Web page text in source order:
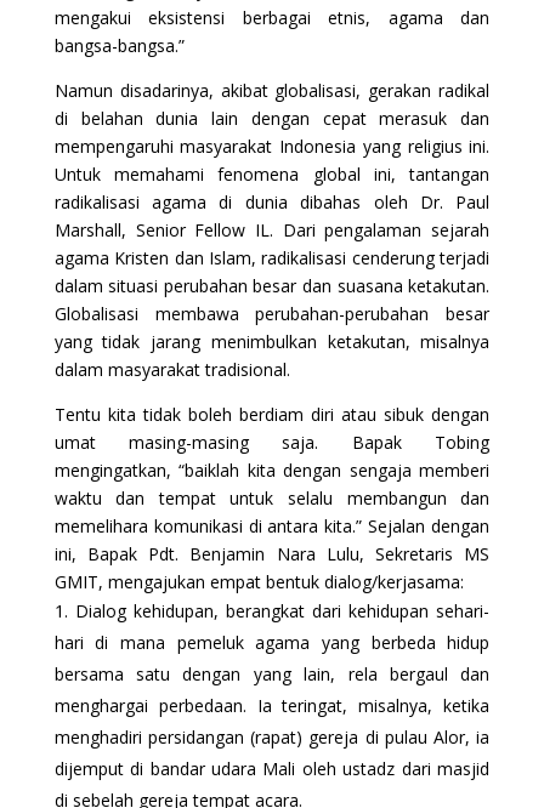
mengakui eksistensi berbagai etnis, agama dan
bangsa-bangsa.”
Namun disadarinya, akibat globalisasi, gerakan radikal
di belahan dunia lain dengan cepat merasuk dan
mempengaruhi masyarakat Indonesia yang religius ini.
Untuk memahami fenomena global ini, tantangan
radikalisasi agama di dunia dibahas oleh Dr. Paul
Marshall, Senior Fellow IL. Dari pengalaman sejarah
agama Kristen dan Islam, radikalisasi cenderung terjadi
dalam situasi perubahan besar dan suasana ketakutan.
Globalisasi membawa perubahan-perubahan besar
yang tidak jarang menimbulkan ketakutan, misalnya
dalam masyarakat tradisional.
Tentu kita tidak boleh berdiam diri atau sibuk dengan
umat masing-masing saja. Bapak Tobing
mengingatkan, “baiklah kita dengan sengaja memberi
waktu dan tempat untuk selalu membangun dan
memelihara komunikasi di antara kita.” Sejalan dengan
ini, Bapak Pdt. Benjamin Nara Lulu, Sekretaris MS
GMIT, mengajukan empat bentuk dialog/kerjasama:
Dialog kehidupan, berangkat dari kehidupan sehari-
hari di mana pemeluk agama yang berbeda hidup
bersama satu dengan yang lain, rela bergaul dan
menghargai perbedaan. Ia teringat, misalnya, ketika
menghadiri persidangan (rapat) gereja di pulau Alor, ia
dijemput di bandar udara Mali oleh ustadz dari masjid
di sebelah gereja tempat acara.